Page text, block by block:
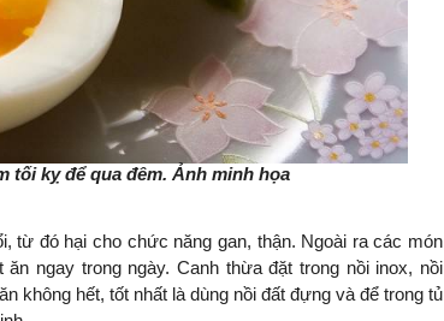
tối kỵ để qua đêm. Ảnh minh họa
từ đó hại cho chức năng gan, thận. Ngoài ra các món
ngay trong ngày. Canh thừa đặt trong nồi inox, nồi
không hết, tốt nhất là dùng nồi đất đựng và để trong tủ